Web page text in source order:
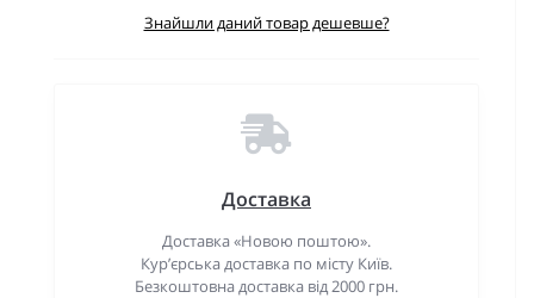
Знайшли даний товар дешевше?
Доставка
Доставка «Новою поштою».
Кур’єрська доставка по місту Київ.
Безкоштовна доставка від 2000 грн.